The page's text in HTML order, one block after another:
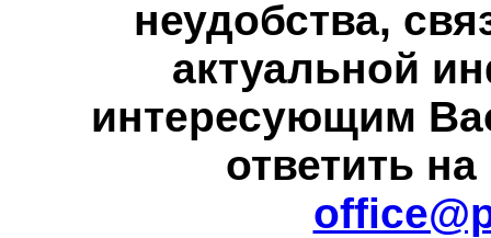
неудобства,
актуальной
интересующим
ответить